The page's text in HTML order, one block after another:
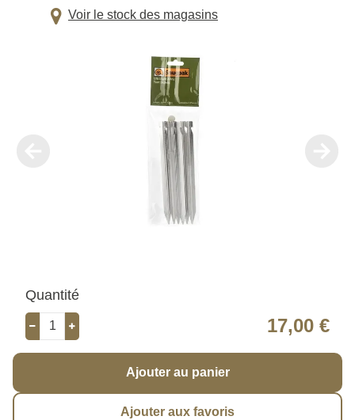
Voir le stock des magasins
Quantité
17,00 €
Ajouter au panier
Ajouter aux favoris